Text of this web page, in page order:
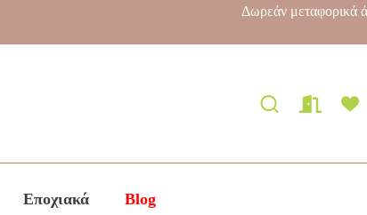
Δωρεάν μεταφορικά
Εποχιακά Blog